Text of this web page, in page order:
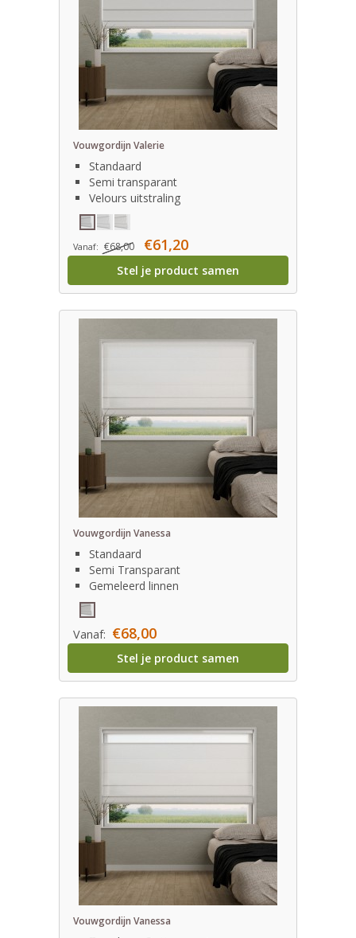
Vouwgordijn Valerie
Standaard
Semi transparant
Velours uitstraling
Vanaf: €68,00 €61,20
Stel je product samen
Vouwgordijn Vanessa
Standaard
Semi Transparant
Gemeleerd linnen
Vanaf: €68,00
Stel je product samen
Vouwgordijn Vanessa